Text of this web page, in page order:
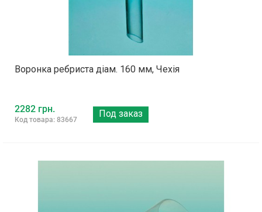
Воронка ребриста діам. 160 мм, Чехія
2282 грн.
Код товара: 83667
Под заказ